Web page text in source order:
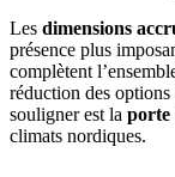
Les dimensions
présence plus
complètent
réduction des
souligner est la porte
climats nordiques.